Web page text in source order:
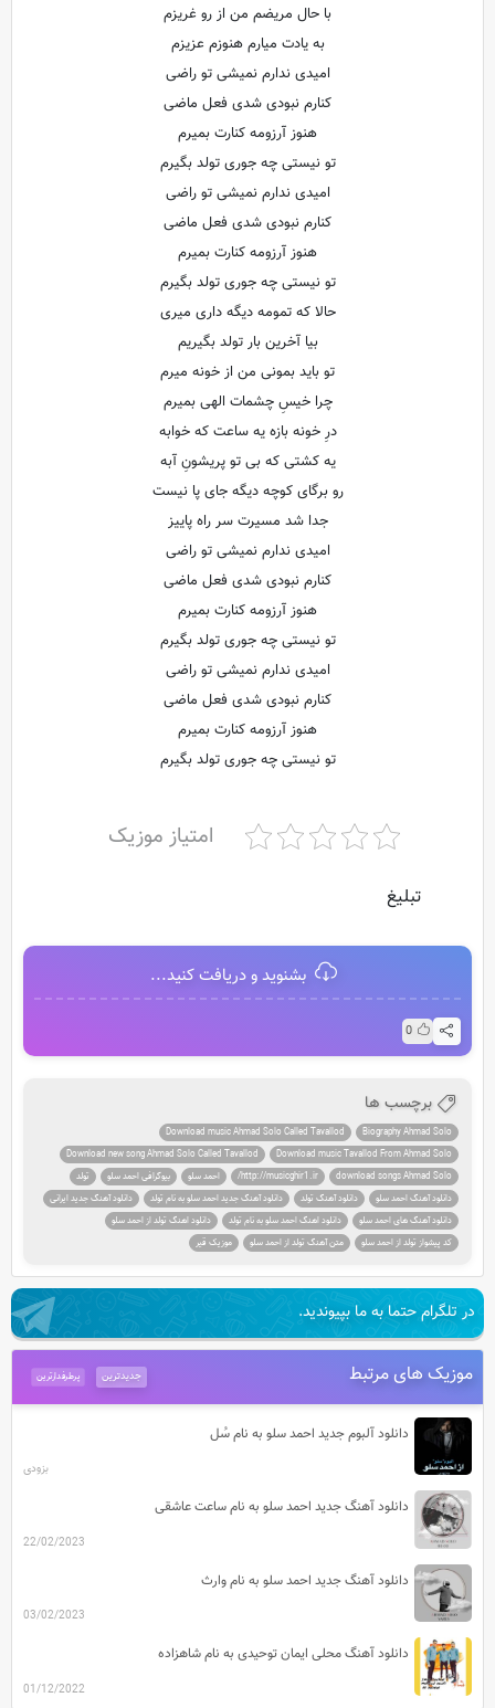
با حال مریضم من از رو غریزم
به یادت میارم هنوزم عزیزم
امیدی ندارم نمیشی تو راضی
کنارم نبودی شدی فعل ماضی
هنوز آرزومه کنارت بمیرم
تو نیستی چه جوری تولد بگیرم
امیدی ندارم نمیشی تو راضی
کنارم نبودی شدی فعل ماضی
هنوز آرزومه کنارت بمیرم
تو نیستی چه جوری تولد بگیرم
حالا که تمومه دیگه داری میری
بیا آخرین بار تولد بگیریم
تو باید بمونی من از خونه میرم
چرا خیسِ چشمات الهی بمیرم
درِ خونه بازه یه ساعت که خوابه
یه کشتی که بی تو پریشونِ آبه
رو برگای کوچه دیگه جای پا نیست
جدا شد مسیرت سر راه پاییز
امیدی ندارم نمیشی تو راضی
کنارم نبودی شدی فعل ماضی
هنوز آرزومه کنارت بمیرم
تو نیستی چه جوری تولد بگیرم
امیدی ندارم نمیشی تو راضی
کنارم نبودی شدی فعل ماضی
هنوز آرزومه کنارت بمیرم
تو نیستی چه جوری تولد بگیرم
امتیاز موزیک
تبلیغ
بشنوید و دریافت کنید...
0
برچسب ها
Biography Ahmad Solo
Download music Ahmad Solo Called Tavallod
Download music Tavallod From Ahmad Solo
Download new song Ahmad Solo Called Tavallod
download songs Ahmad Solo
http://musicghir1.ir/ احمد سلو بیوگرافی احمد سلو
تولد
دانلود آهنگ احمد سلو
دانلود آهنگ تولد دانلود آهنگ جدید احمد سلو به نام تولد
دانلود آهنگ جدید ایرانی
دانلود آهنگ های احمد سلو
دانلود اهنگ احمد سلو به نام تولد
دانلود اهنگ تولد از احمد سلو
کد پیشواز تولد از احمد سلو
متن آهنگ تولد از احمد سلو موزیک قیر
در تلگرام حتما به ما بپیوندید.
موزیک های مرتبط پرطرفدارترین جدیدترین
دانلود آلبوم جدید احمد سلو به نام سُل
بزودی
دانلود آهنگ جدید احمد سلو به نام ساعت عاشقی
22/02/2023
دانلود آهنگ جدید احمد سلو به نام وارث
03/02/2023
دانلود آهنگ محلی ایمان توحیدی به نام شاهزاده
01/12/2022